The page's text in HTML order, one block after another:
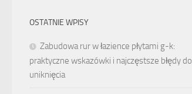
OSTATNIE WPISY
Zabudowa rur w łazience płytami g-k:
praktyczne wskazówki i najczęstsze błędy do
uniknięcia